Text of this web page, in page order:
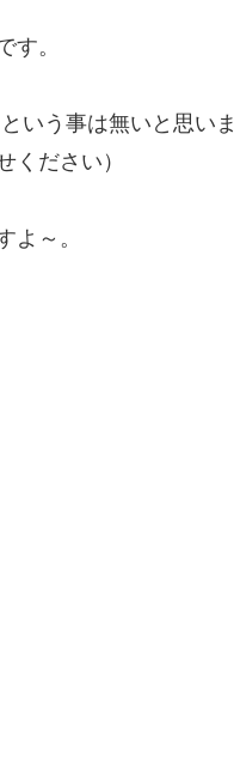
。
いう事は無いと思いま
ださい）
よ～。